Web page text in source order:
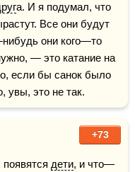
а. И я подумал, что
Все они будут
они кого—то
— это катание на
если бы санок было
увы, это не так.
+73
дети, и что—